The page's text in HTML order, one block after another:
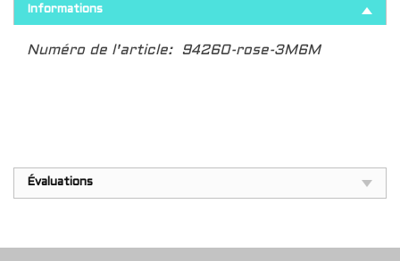
Informations
Numéro de l'article: 94260-rose-3M6M
Évaluations